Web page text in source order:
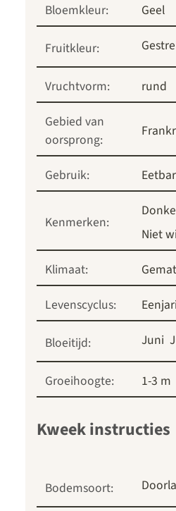
Bloemkleur:
Geel
Fruitkleur:
Vruchtvorm:
rund
Gebied van
oorsprong:
Gebruik:
Kenmerken:
Niet
Klimaat:
Levenscyclus:
Bloeitijd: Juni
Groeihoogte: 1-3 m
Kweek instructies
Bodemsoort: